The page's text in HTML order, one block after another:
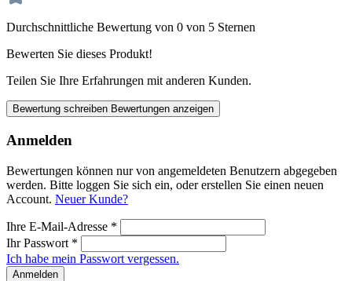
Durchschnittliche Bewertung von 0 von 5 Sternen
Bewerten Sie dieses Produkt!
Teilen Sie Ihre Erfahrungen mit anderen Kunden.
Bewertung schreiben Bewertungen anzeigen
Anmelden
Bewertungen können nur von angemeldeten Benutzern abgegeben
werden. Bitte loggen Sie sich ein, oder erstellen Sie einen neuen
Account. Neuer Kunde?
Ihre E-Mail-Adresse *
Ihr Passwort *
Ich habe mein Passwort vergessen.
Anmelden